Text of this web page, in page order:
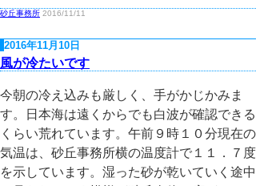
砂丘事務所 2016/11/11
2016年11月10日
風が冷たいです
今朝の冷え込みも厳しく、手がかじかみま
す。日本海は遠くからでも白波が確認できる
くらい荒れています。午前９時１０分現在の
気温は、砂丘事務所横の温度計で１１．７度
を示しています。湿った砂が乾いていく途中